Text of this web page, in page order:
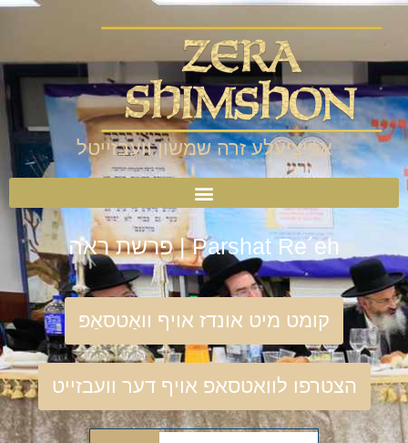
אפיציעלע זרה שמשון וועבזייטל
Parshat Re´eh | פרשת ראה
קומט מיט אונדז אויף וואַטסאַפּ
הצטרפו לוואטסאפ אויף דער וועבזייט